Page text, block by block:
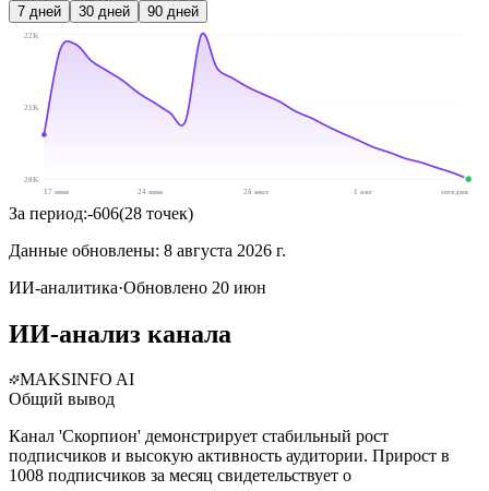
7 дней 30 дней 90 дней
22K
21K
20K
17 июн
24 июн 26 июл 1 авг сегодня
За период:-606(28 точек)
Данные обновлены: 8 августа 2026 г.
ИИ-аналитика·Обновлено 20 июн
ИИ-анализ канала
MAKSINFO AI
Общий вывод
Канал 'Скорпион' демонстрирует стабильный рост
подписчиков и высокую активность аудитории. Прирост в
1008 подписчиков за месяц свидетельствует о